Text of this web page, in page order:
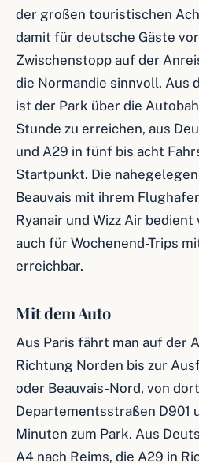
der großen touristischen
damit für deutsche Gäste
Zwischenstopp auf der
die Normandie sinnvoll. Aus
ist der Park über die
Stunde zu erreichen, aus
und A29 in fünf bis acht
Startpunkt. Die
Beauvais mit ihrem
Ryanair und Wizz Air
auch für Wochenend-Trips
erreichbar.
Mit dem Auto
Aus Paris fährt man auf der
Richtung Norden bis zur
oder Beauvais-Nord, von
Departementsstraßen D901
Minuten zum Park. Aus
A4 nach Reims, die A29 in